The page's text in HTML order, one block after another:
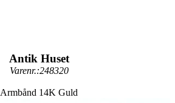
Antik Huset
Varenr.:248320
Armbånd 14K Guld